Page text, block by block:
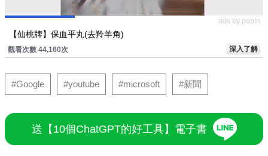
ads by popIn
【仙桃牌】保血平丸(去羚羊角)
觀看次數 44,160次 深入了解
#Google #youtube #microsoft #新聞
送【10個ChatGPT的好工具】電子書